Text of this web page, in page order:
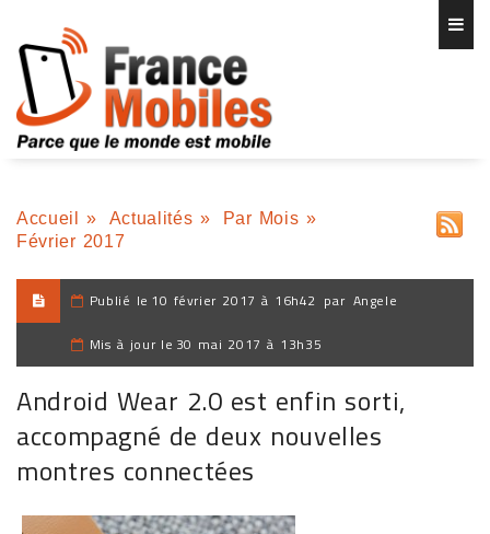
Accueil » Actualités » Par Mois »
Février 2017
Publié le 10 février 2017 à 16h42 par Angele
Mis à jour le 30 mai 2017 à 13h35
Android Wear 2.0 est enfin sorti,
accompagné de deux nouvelles
montres connectées